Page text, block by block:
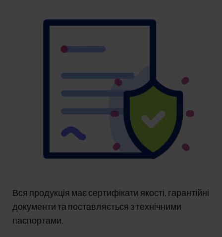
Вся продукція має сертифікати якості, гарантійні
документи та поставляється з технічними
паспортами.